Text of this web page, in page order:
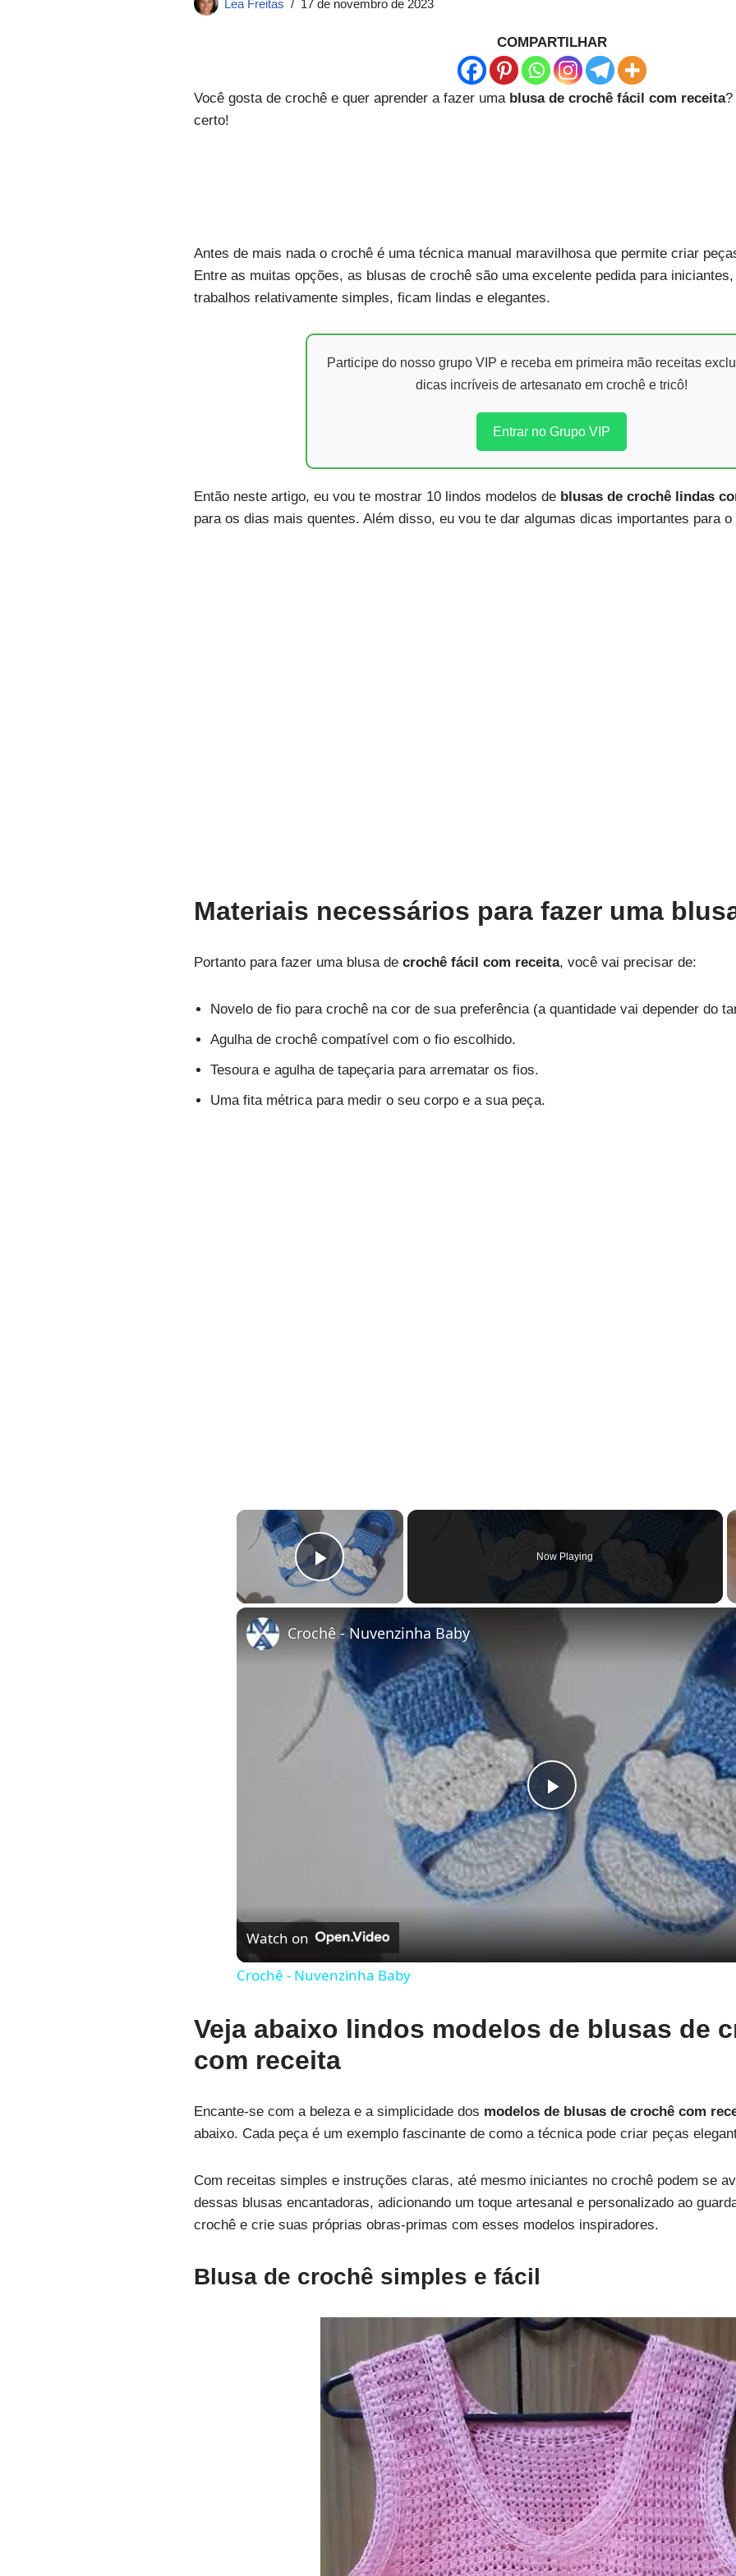
Lea Freitas 17 de novembro de 2023
COMPARTILHAR
Você gosta de crochê e quer aprender a fazer uma blusa de crochê fácil com receita?
certo!
Antes de mais nada o crochê é uma técnica manual maravilhosa que permite criar
Entre as muitas opções, as blusas de crochê são uma excelente pedida para
trabalhos relativamente simples, ficam lindas e elegantes.
Participe do nosso grupo VIP e receba em primeira mão receitas
dicas incríveis de artesanato em crochê e tricô!
Entrar no Grupo VIP
Então neste artigo, eu vou te mostrar 10 lindos modelos de blusas de crochê lindas
para os dias mais quentes. Além disso, eu vou te dar algumas dicas importantes para
Materiais necessários para fazer uma
Portanto para fazer uma blusa de crochê fácil com receita, você vai precisar de:
Novelo de fio para crochê na cor de sua preferência (a quantidade vai depender do
Agulha de crochê compatível com o fio escolhido.
Tesoura e agulha de tapeçaria para arrematar os fios.
Uma fita métrica para medir o seu corpo e a sua peça.
×
Play Video
Now Playing
Play
Video
Crochê - Nuvenzinha Baby
Watch on
Crochê - Nuvenzinha Baby
Veja abaixo lindos modelos de blusas de
com receita
Encante-se com a beleza e a simplicidade dos modelos de blusas de crochê com
abaixo. Cada peça é um exemplo fascinante de como a técnica pode criar peças
Com receitas simples e instruções claras, até mesmo iniciantes no crochê podem se
dessas blusas encantadoras, adicionando um toque artesanal e personalizado ao
crochê e crie suas próprias obras-primas com esses modelos inspiradores.
Blusa de crochê simples e fácil